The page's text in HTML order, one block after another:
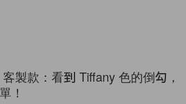
製款：看到 Tiffany 色的倒勾，
！